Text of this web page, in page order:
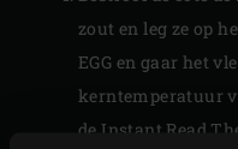
zout en leg ze op
EGG en gaar het
kerntemperatuur
de Instant Read